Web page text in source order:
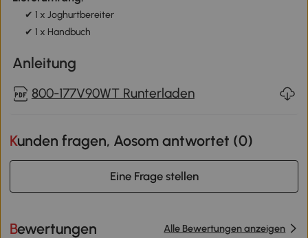
✔ 1 x Joghurtbereiter
✔ 1 x Handbuch
Anleitung
800-177V90WT Runterladen
Kunden fragen, Aosom antwortet (0)
Eine Frage stellen
Bewertungen Alle Bewertungen anzeigen